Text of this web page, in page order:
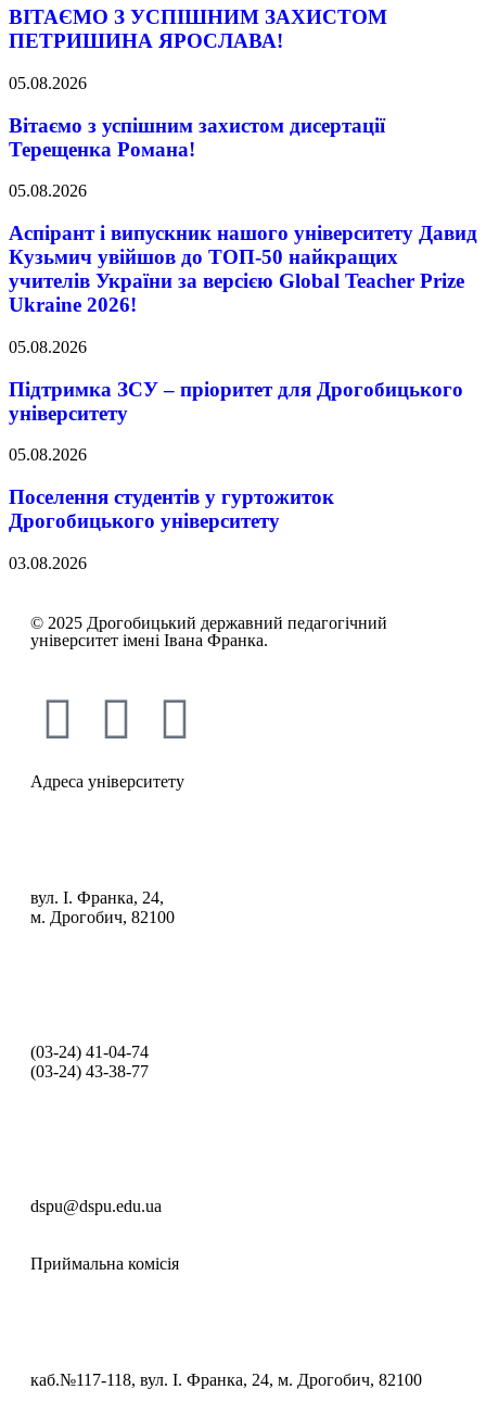
ВІТАЄМО З УСПІШНИМ ЗАХИСТОМ
ПЕТРИШИНА ЯРОСЛАВА!
05.08.2026
Вітаємо з успішним захистом дисертації
Терещенка Романа!
05.08.2026
Аспірант і випускник нашого університету Давид
Кузьмич увійшов до ТОП-50 найкращих
учителів України за версією Global Teacher Prize
Ukraine 2026!
05.08.2026
Підтримка ЗСУ – пріоритет для Дрогобицького
університету
05.08.2026
Поселення студентів у гуртожиток
Дрогобицького університету
03.08.2026
© 2025 Дрогобицький державний педагогічний
університет імені Івана Франка.
Адреса університету
вул. І. Франка, 24,
м. Дрогобич, 82100
(03‑24) 41‑04‑74
(03‑24) 43‑38‑77
dspu@dspu.edu.ua
Приймальна комісія
каб.№117-118, вул. І. Франка, 24, м. Дрогобич, 82100